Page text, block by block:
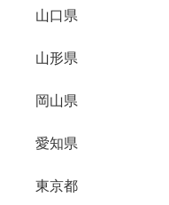
山口県
山形県
岡山県
愛知県
東京都